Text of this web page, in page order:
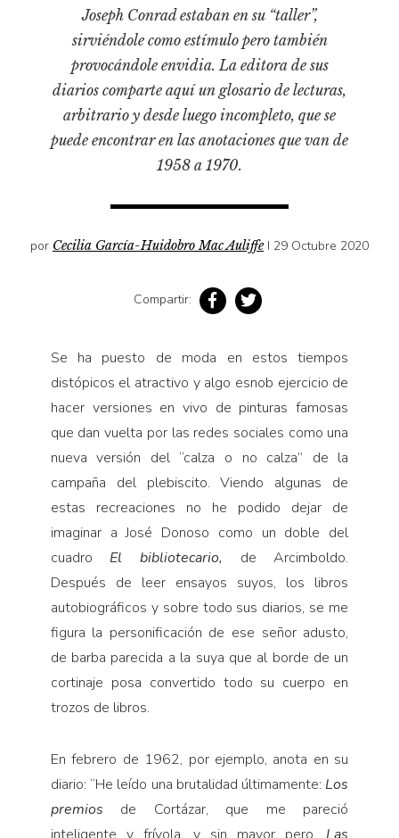
Pensamiento ilustrado
Personaje
Personajes secundarios
Relecturas
Turismo accidental
Vidas paralelas
Joseph Conrad estaban en su “taller”,
sirviéndole como estímulo pero también
provocándole envidia. La editora de sus
diarios comparte aquí un glosario de lecturas,
arbitrario y desde luego incompleto, que se
puede encontrar en las anotaciones que van de
1958 a 1970.
por Cecilia García-Huidobro Mac Auliffe I 29 Octubre 2020
Compartir:
Se ha puesto de moda en estos tiempos
distópicos el atractivo y algo esnob ejercicio de
hacer versiones en vivo de pinturas famosas
que dan vuelta por las redes sociales como una
nueva versión del “calza o no calza” de la
campaña del plebiscito. Viendo algunas de
estas recreaciones no he podido dejar de
imaginar a José Donoso como un doble del
cuadro El bibliotecario, de Arcimboldo.
Después de leer ensayos suyos, los libros
autobiográficos y sobre todo sus diarios, se me
figura la personificación de ese señor adusto,
de barba parecida a la suya que al borde de un
cortinaje posa convertido todo su cuerpo en
trozos de libros.
En febrero de 1962, por ejemplo, anota en su
dia­rio: “He leído una brutalidad últimamente: Los
premios de Cortázar, que me pareció